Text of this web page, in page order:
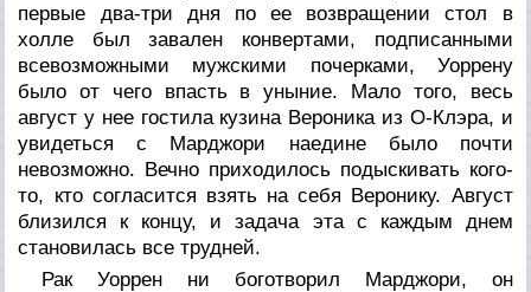
первые два-три дня по ее возвращении стол в
холле был завален конвертами, подписанными
всевозможными мужскими почерками, Уоррену
было от чего впасть в уныние. Мало того, весь
август у нее гостила кузина Вероника из О-Клэра, и
увидеться с Марджори наедине было почти
невозможно. Вечно приходилось подыскивать кого-
то, кто согласится взять на себя Веронику. Август
близился к концу, и задача эта с каждым днем
становилась все трудней.
Рак Уоррен ни боготворил Марджори, он